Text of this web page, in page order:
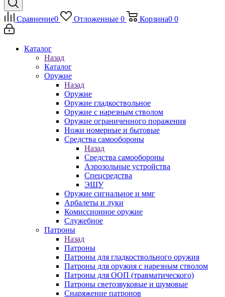
Сравнение0 Отложенные 0 Корзина0 0
Каталог
Назад
Каталог
Оружие
Назад
Оружие
Оружие гладкоствольное
Оружие с нарезным стволом
Оружие ограниченного поражения
Ножи номерные и бытовые
Средства самообороны
Назад
Средства самообороны
Аэрозольные устройства
Спецсредства
ЭШУ
Оружие сигнальное и ммг
Арбалеты и луки
Комиссионное оружие
Служебное
Патроны
Назад
Патроны
Патроны для гладкоствольного оружия
Патроны для оружия с нарезным стволом
Патроны для ООП (травматического)
Патроны светозвуковые и шумовые
Снаряжение патронов